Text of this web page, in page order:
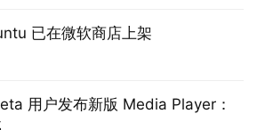
已在微软商店上架
用户发布新版 Media Player：